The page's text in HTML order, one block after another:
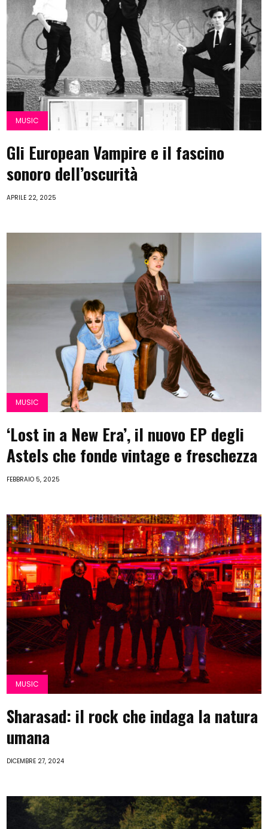
MUSIC
Gli European Vampire e il fascino
sonoro dell’oscurità
APRILE 22, 2025
MUSIC
‘Lost in a New Era’, il nuovo EP degli
Astels che fonde vintage e freschezza
FEBBRAIO 5, 2025
MUSIC
Sharasad: il rock che indaga la natura
umana
DICEMBRE 27, 2024